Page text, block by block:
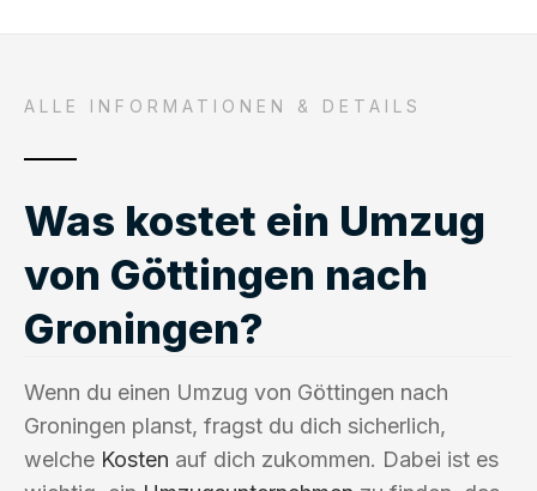
ALLE INFORMATIONEN & DETAILS
Was kostet ein Umzug
von Göttingen nach
Groningen?
Wenn du einen Umzug von Göttingen nach
Groningen planst, fragst du dich sicherlich,
welche Kosten auf dich zukommen. Dabei ist es